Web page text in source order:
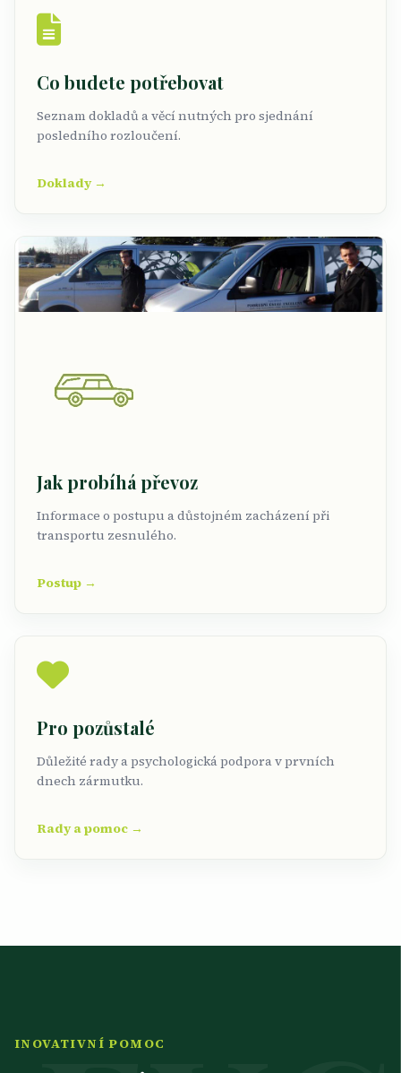
Co budete potřebovat
Seznam dokladů a věcí nutných pro sjednání
posledního rozloučení.
Doklady →
Jak probíhá převoz
Informace o postupu a důstojném zacházení při
transportu zesnulého.
Postup →